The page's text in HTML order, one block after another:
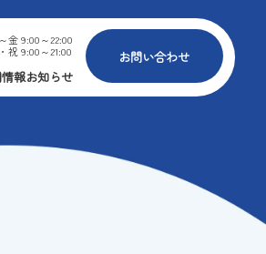
金 9:00～22:00
祝 9:00～21:00
お問い合わせ
報お知らせ